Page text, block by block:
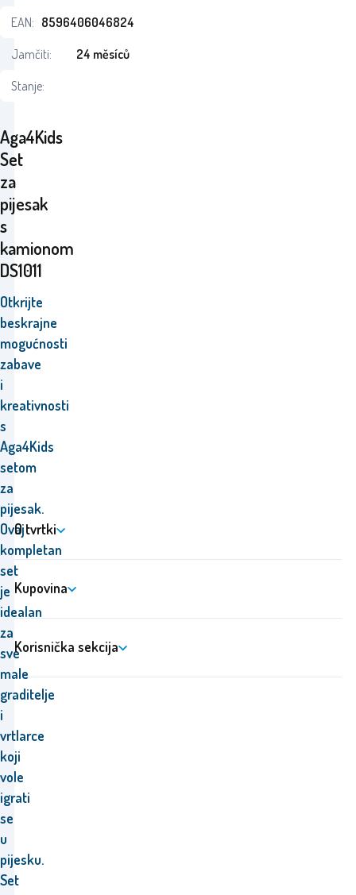
Aga4Kids
Set
za
pijesak
s
kamionom
DS1011
Otkrijte
beskrajne
mogućnosti
zabave
i
kreativnosti
s
Aga4Kids
setom
za
pijesak.
Ovaj
kompletan
set
je
idealan
za
sve
male
graditelje
i
vrtlarce
koji
vole
igrati
se
u
pijesku.
Set
EAN: 8596406046824
Jamčiti:
24 měsíců
Stanje:
O tvrtki
Kupovina
Korisnička sekcija